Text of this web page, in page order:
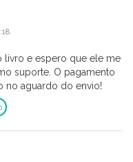
livro e espero que ele me
suporte. O pagamento
no aguardo do envio!